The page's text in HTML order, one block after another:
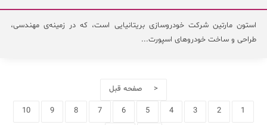
استون مارتین شرکت خودروسازی بریتانیایی است، که در زمینه‌ی مهندسی،
طراحی و ساخت خودروهای اسپورت...
< صفحه قبل
1
2
3
4
5
6
7
8
9
10